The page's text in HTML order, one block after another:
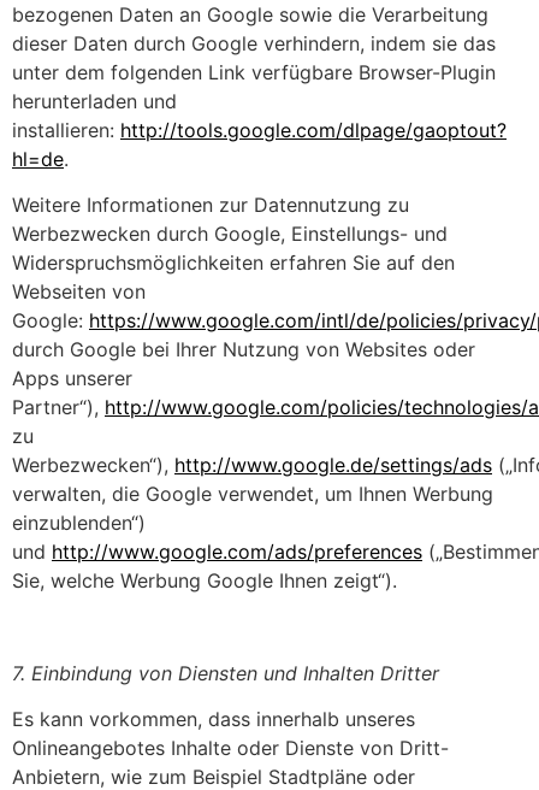
bezogenen Daten an Google sowie die Verarbeitung
dieser Daten durch Google verhindern, indem sie das
unter dem folgenden Link verfügbare Browser-Plugin
herunterladen und
installieren: http://tools.google.com/dlpage/gaoptout?
hl=de.
Weitere Informationen zur Datennutzung zu
Werbezwecken durch Google, Einstellungs- und
Widerspruchsmöglichkeiten erfahren Sie auf den
Webseiten von
Google: https://www.google.com/intl/de/policies/
durch Google bei Ihrer Nutzung von Websites oder
Apps unserer
Partner“), http://www.google.com/policies/technologies/
zu
Werbezwecken“), http://www.google.de/settings/ads
verwalten, die Google verwendet, um Ihnen Werbung
einzublenden“)
und http://www.google.com/ads/preferences
Sie, welche Werbung Google Ihnen zeigt“).
7. Einbindung von Diensten und Inhalten Dritter
Es kann vorkommen, dass innerhalb unseres
Onlineangebotes Inhalte oder Dienste von Dritt-
Anbietern, wie zum Beispiel Stadtpläne oder